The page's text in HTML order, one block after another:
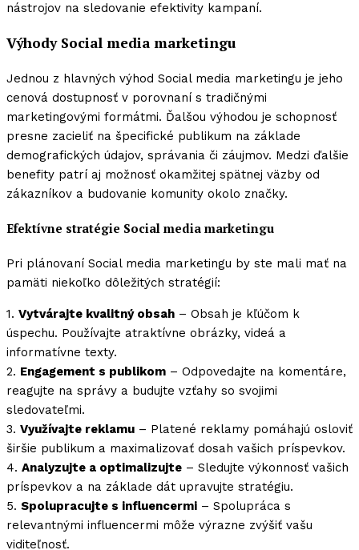
nástrojov na sledovanie efektivity kampaní.
Výhody Social media marketingu
Jednou z hlavných výhod Social media marketingu je jeho
cenová dostupnosť v porovnaní s tradičnými
marketingovými formátmi. Ďalšou výhodou je schopnosť
presne zacieliť na špecifické publikum na základe
demografických údajov, správania či záujmov. Medzi ďalšie
benefity patrí aj možnosť okamžitej spätnej väzby od
zákazníkov a budovanie komunity okolo značky.
Efektívne stratégie Social media marketingu
Pri plánovaní Social media marketingu by ste mali mať na
pamäti niekoľko dôležitých stratégií:
1. Vytvárajte kvalitný obsah – Obsah je kľúčom k
úspechu. Používajte atraktívne obrázky, videá a
informatívne texty.
2. Engagement s publikom – Odpovedajte na komentáre,
reagujte na správy a budujte vzťahy so svojimi
sledovateľmi.
3. Využívajte reklamu – Platené reklamy pomáhajú osloviť
širšie publikum a maximalizovať dosah vašich príspevkov.
4. Analyzujte a optimalizujte – Sledujte výkonnosť vašich
príspevkov a na základe dát upravujte stratégiu.
5. Spolupracujte s influencermi – Spolupráca s
relevantnými influencermi môže výrazne zvýšiť vašu
viditeľnosť.